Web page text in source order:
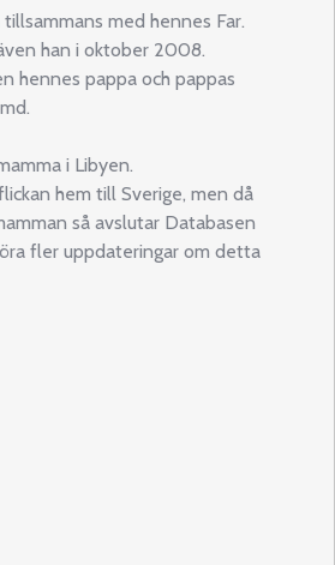
med hennes Far.
han i oktober 2008.
hennes pappa och pappas
i Libyen.
hem till Sverige, men då
så avslutar Databasen
fler uppdateringar om detta